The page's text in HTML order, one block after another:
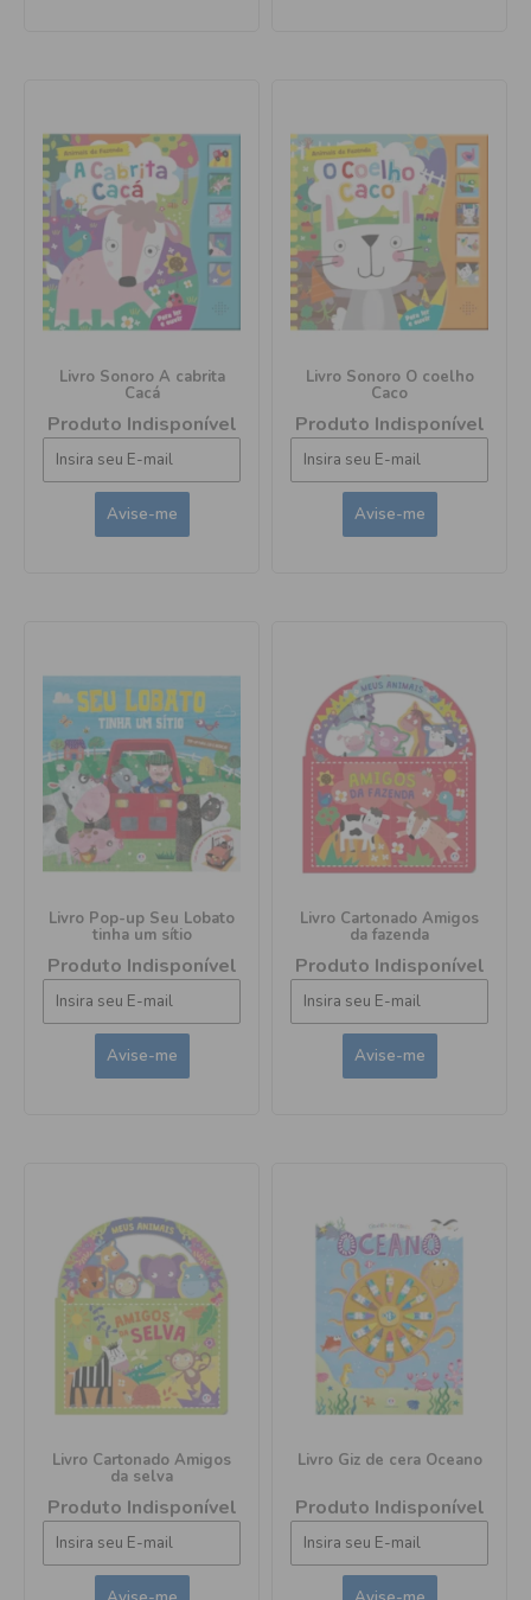
Livro Sonoro A cabrita
Cacá
Produto Indisponível
Livro Sonoro O coelho
Caco
Produto Indisponível
Livro Pop-up Seu Lobato
tinha um sítio
Produto Indisponível
Livro Cartonado Amigos
da fazenda
Produto Indisponível
Livro Cartonado Amigos
da selva
Produto Indisponível
Livro Giz de cera Oceano
Produto Indisponível